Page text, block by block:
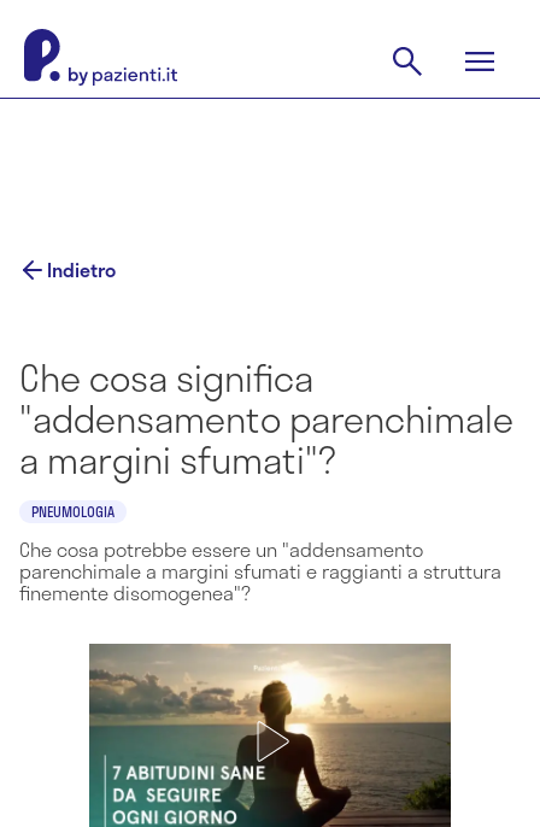
Indietro
Che cosa significa
"addensamento parenchimale
a margini sfumati"?
PNEUMOLOGIA
Che cosa potrebbe essere un "addensamento
parenchimale a margini sfumati e raggianti a struttura
finemente disomogenea"?